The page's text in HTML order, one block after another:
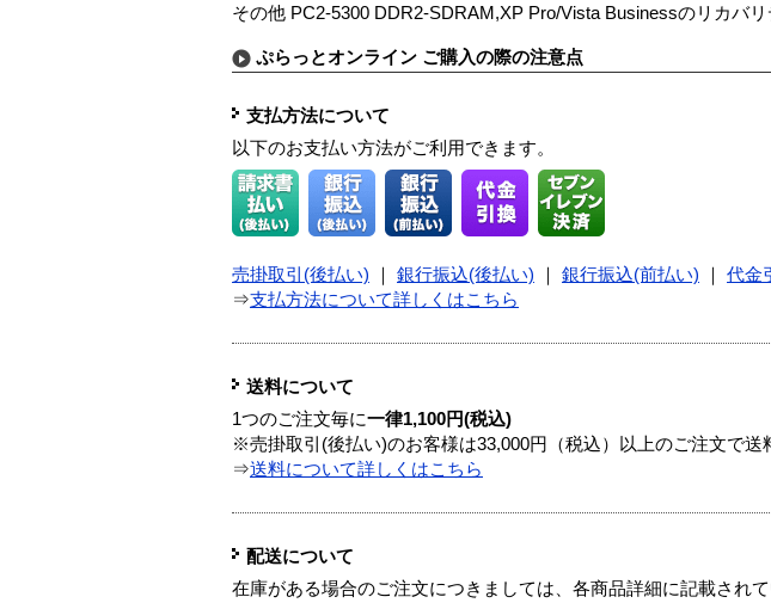
その他 PC2-5300 DDR2-SDRAM,XP Pro/Vista Businessのリカバリ
ぷらっとオンライン ご購入の際の注意点
支払方法について
以下のお支払い方法がご利用できます。
売掛取引(後払い) 銀行振込(後払い) 銀行振込(前払い) 代金
⇒支払方法について詳しくはこちら
送料について
1つのご注文毎に一律1,100円(税込)
※売掛取引(後払い)のお客様は33,000円（税込）以上のご注文で送
⇒送料について詳しくはこちら
配送について
在庫がある場合のご注文につきましては、各商品詳細に記載され